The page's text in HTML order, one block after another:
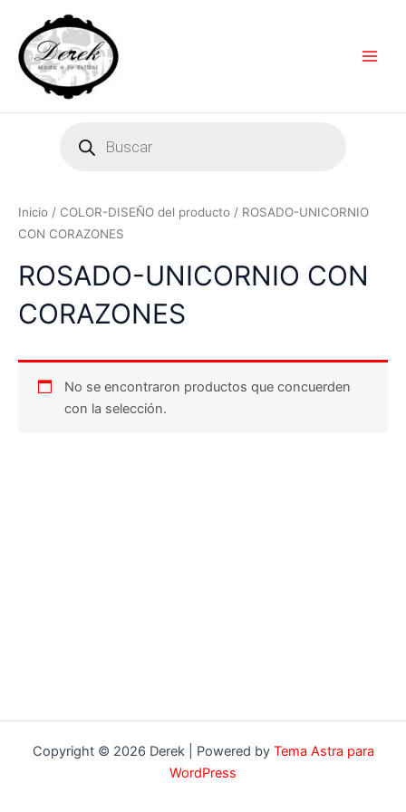
contenido
Inicio / COLOR-DISEÑO del producto / ROSADO-UNICORNIO
CON CORAZONES
ROSADO-UNICORNIO CON
CORAZONES
No se encontraron productos que concuerden
con la selección.
Copyright © 2026 Derek | Powered by Tema Astra para
WordPress